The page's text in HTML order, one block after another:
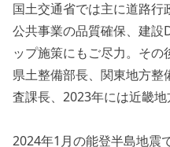
国土交通省では主に道路
公共事業の品質確保、建設
ップ施策にもご尽力。そ
県土整備部長、関東地方
査課長、2023年には近畿地
2024年1月の能登半島地震